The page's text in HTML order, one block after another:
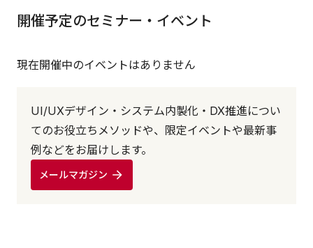
開催予定のセミナー・イベント
現在開催中のイベントはありません
UI/UXデザイン・システム内製化・DX推進につい
てのお役立ちメソッドや、限定イベントや最新事
例などをお届けします。
メールマガジン